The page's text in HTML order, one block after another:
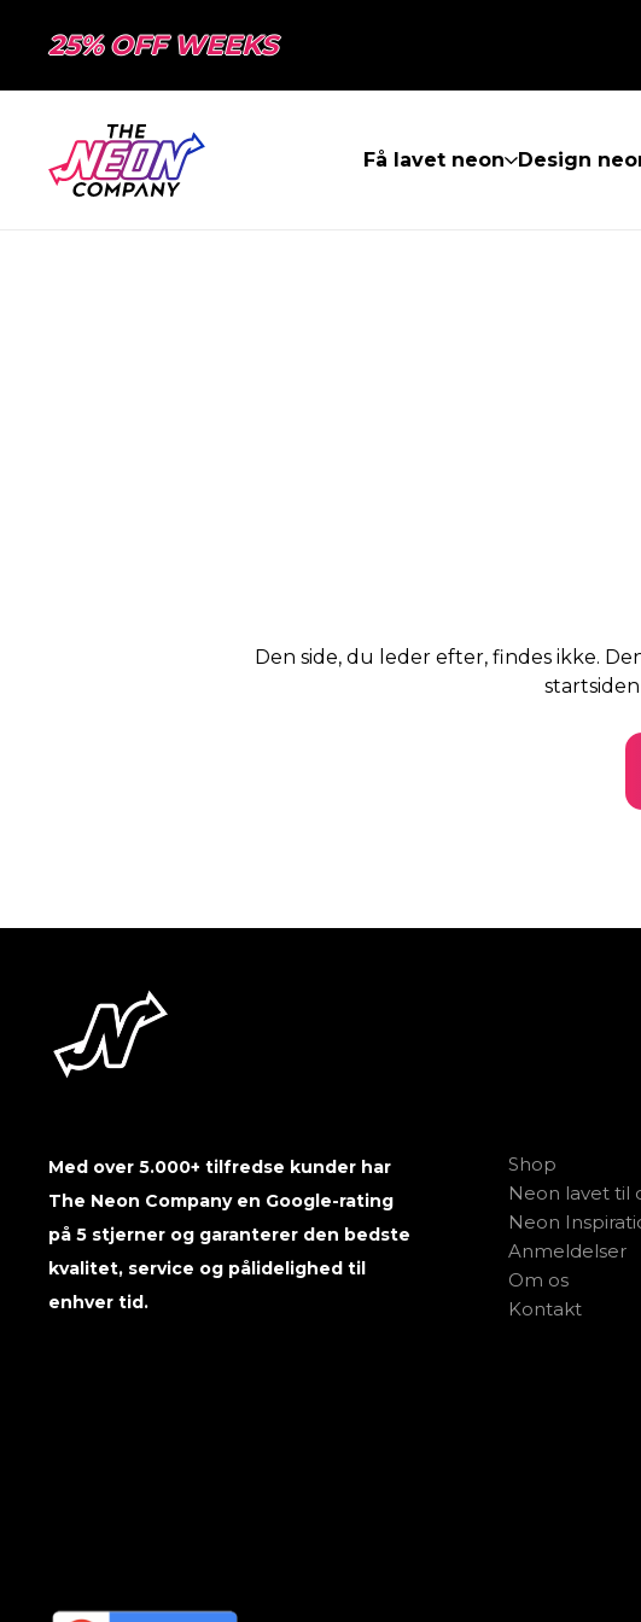
25% OFF WEEKS
Få lavet neon Design
Den side, du leder efter, findes ikke.
Med over 5.000+ tilfredse kunder har
The Neon Company en Google-rating
på 5 stjerner og garanterer den bedste
kvalitet, service og pålidelighed til
enhver tid.
Shop
Neon lavet til
Neon
Anmeldelser
Om os
Kontakt